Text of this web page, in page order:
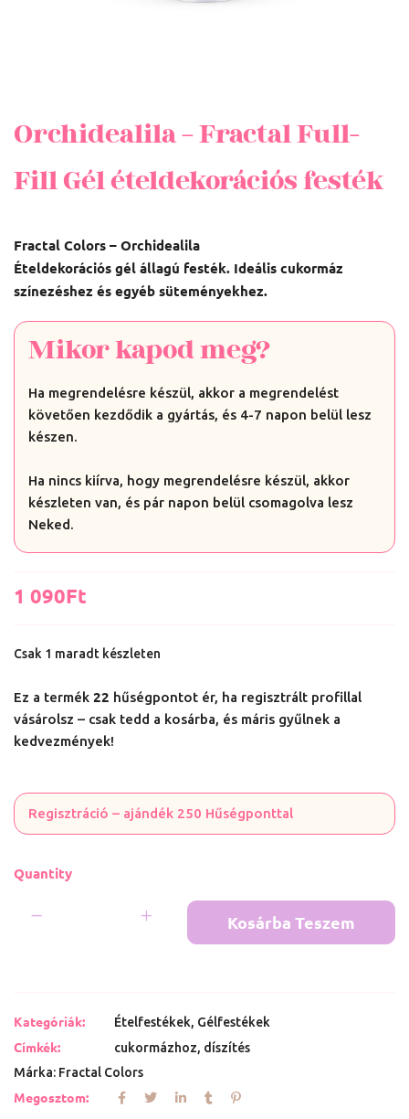
Orchidealila – Fractal Full-
Fill Gél ételdekorációs festék
Fractal Colors – Orchidealila
Ételdekorációs gél állagú festék. Ideális cukormáz
színezéshez és egyéb süteményekhez.
Mikor kapod meg?
Ha megrendelésre készül, akkor a megrendelést
követően kezdődik a gyártás, és 4-7 napon belül lesz
készen.
Ha nincs kiírva, hogy megrendelésre készül, akkor
készleten van, és pár napon belül csomagolva lesz
Neked.
1 090Ft
Csak 1 maradt készleten
Ez a termék 22 hűségpontot ér, ha regisztrált profillal
vásárolsz – csak tedd a kosárba, és máris gyűlnek a
kedvezmények!
Regisztráció – ajándék 250 Hűségponttal
Quantity
Kosárba Teszem
Kategóriák: Ételfestékek, Gélfestékek
Címkék: cukormázhoz, díszítés
Márka: Fractal Colors
Megosztom: